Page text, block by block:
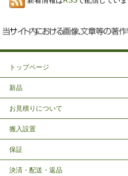
トップページ
新品
お見積りについて
搬入設置
保証
決済・配送・返品